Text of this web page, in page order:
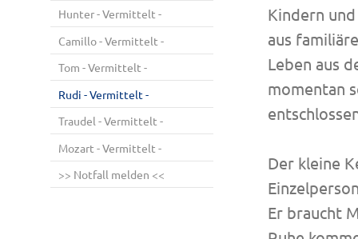
Kindern
aus
Leben aus
momentan
Der kleine
Er braucht
Hunter - Vermittelt -
Camillo - Vermittelt -
Tom - Vermittelt -
Rudi - Vermittelt -
Traudel - Vermittelt -
Mozart - Vermittelt -
>> Notfall melden <<